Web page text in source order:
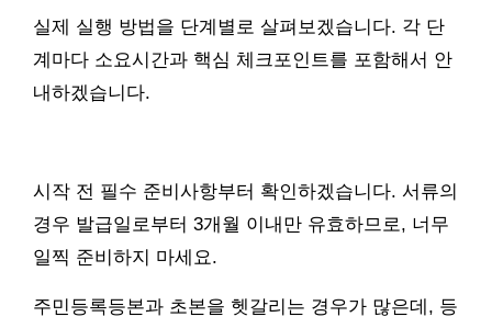
실제 실행 방법을 단계별로 살펴보겠습니다. 각 단
계마다 소요시간과 핵심 체크포인트를 포함해서 안
내하겠습니다.
시작 전 필수 준비사항부터 확인하겠습니다. 서류의
경우 발급일로부터 3개월 이내만 유효하므로, 너무
일찍 준비하지 마세요.
주민등록등본과 초본을 헷갈리는 경우가 많은데, 등